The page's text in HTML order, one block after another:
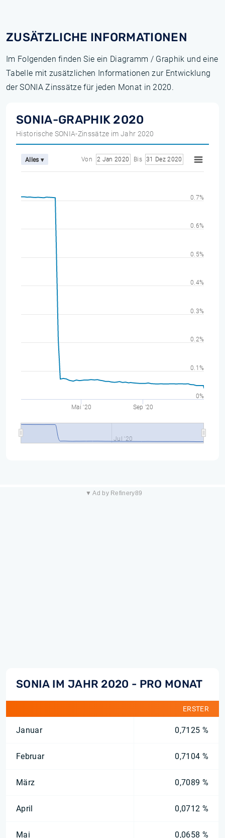
ZUSÄTZLICHE INFORMATIONEN
Im Folgenden finden Sie ein Diagramm / Graphik und eine
Tabelle mit zusätzlichen Informationen zur Entwicklung
der SONIA Zinssätze für jeden Monat in 2020.
SONIA-GRAPHIK 2020
Historische SONIA-Zinssätze im Jahr 2020
Alles ▾ Von 2 Jan 2020 Bis 31 Dez 2020
Mai '20 Sep '20
Jul '20
0%
0.1%
0.2%
0.3%
0.4%
0.5%
0.6%
0.7%
▼ Ad by Refinery89
SONIA IM JAHR 2020 - PRO MONAT
ERSTER
Januar 0,7125 %
Februar 0,7104 %
März 0,7089 %
April 0,0712 %
Mai 0,0658 %